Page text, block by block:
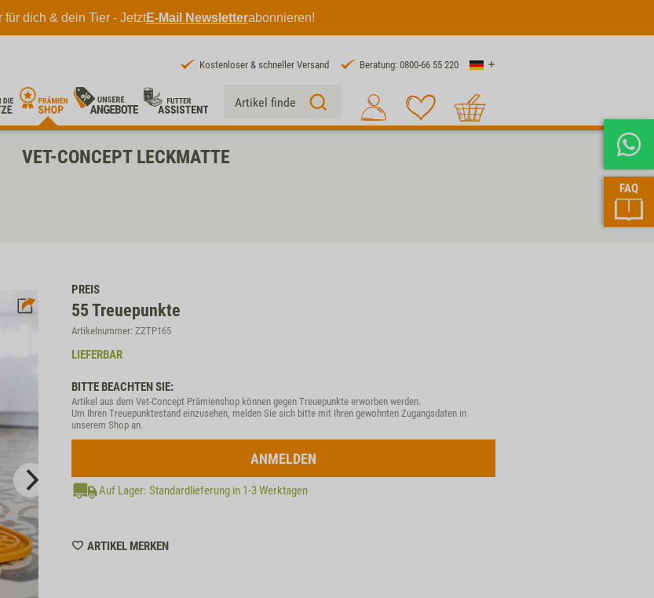
für dich & dein Tier - JetztE-Mail Newsletterabonnieren!
FAQ
Kostenloser & schneller Versand Beratung: 0800-66 55 220 Land
Suche 1
VET-CONCEPT LECKMATTE
PREIS
55 Treuepunkte
Artikelnummer: ZZTP165
LIEFERBAR
BITTE BEACHTEN SIE:
Artikel aus dem Vet-Concept Prämienshop können gegen Treuepunkte erworben werden.
Um Ihren Treuepunktestand einzusehen, melden Sie sich bitte mit Ihren gewohnten Zugangsdaten in
unserem Shop an.
ANMELDEN
Auf Lager: Standardlieferung in 1-3 Werktagen
ARTIKEL MERKENWISHLIST